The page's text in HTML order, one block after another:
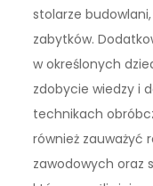
stolarze
zabytków.
w określonych
zdobycie wiedzy i
technikach
również zauważyć
zawodowych oraz